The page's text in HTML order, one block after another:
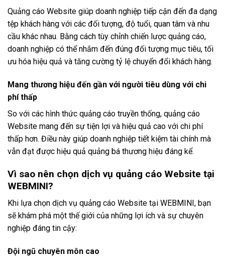
Quảng cáo Website giúp doanh nghiệp tiếp cận đến đa dạng
tệp khách hàng với các đối tượng, độ tuổi, quan tâm và nhu
cầu khác nhau. Bằng cách tùy chỉnh chiến lược quảng cáo,
doanh nghiệp có thể nhắm đến đúng đối tượng mục tiêu, tối
ưu hóa hiệu quả và tăng cường tỷ lệ chuyển đổi khách hàng.
Mang thương hiệu đến gần với người tiêu dùng với chi
phí thấp
So với các hình thức quảng cáo truyền thống, quảng cáo
Website mang đến sự tiện lợi và hiệu quả cao với chi phí
thấp hơn. Điều này giúp doanh nghiệp tiết kiệm tài chính mà
vẫn đạt được hiệu quả quảng bá thương hiệu đáng kể.
Vì sao nên chọn dịch vụ quảng cáo Website tại
WEBMINI?
Khi lựa chọn dịch vụ quảng cáo Website tại WEBMINI, bạn
sẽ khám phá một thế giới của những lợi ích và sự chuyên
nghiệp đáng tin cậy:
Đội ngũ chuyên môn cao